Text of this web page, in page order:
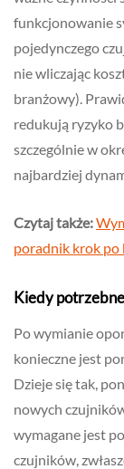
funkcjonowanie
pojedynczego
nie wliczając
branżowy).
redukują ryzyko
szczególnie w
najbardziej
Czytaj także:
poradnik krok po
Kiedy
Po wymianie
konieczne jest
Dzieje się tak,
nowych
wymagane jest
czujników,